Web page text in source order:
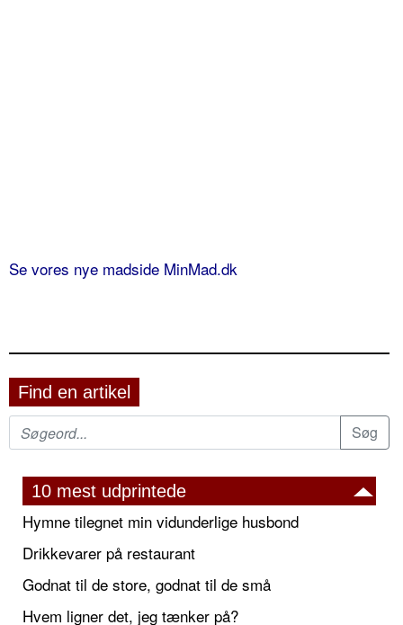
Se vores nye madside MinMad.dk
Find en artikel
10 mest udprintede
Hymne tilegnet min vidunderlige husbond
Drikkevarer på restaurant
Godnat til de store, godnat til de små
Hvem ligner det, jeg tænker på?